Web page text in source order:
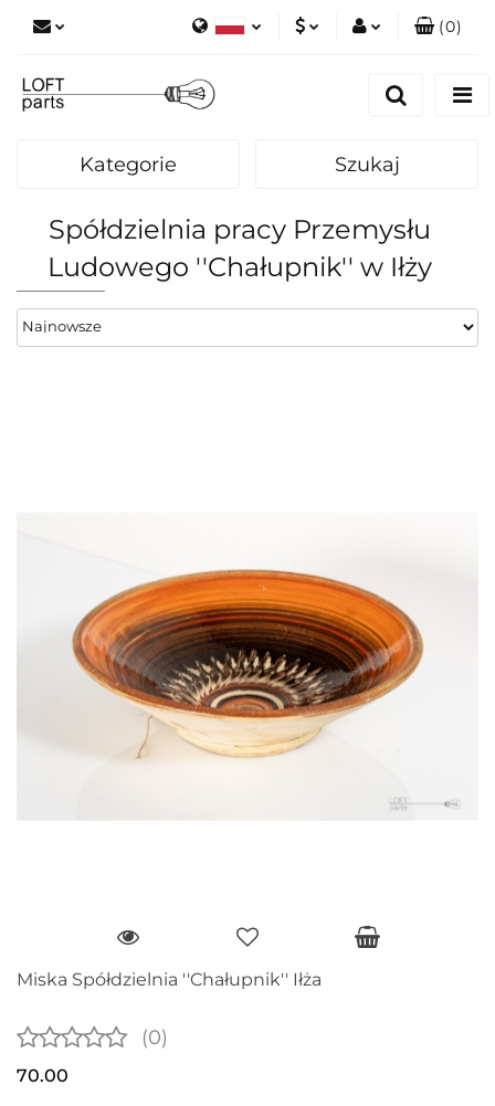
Polski
(0)
Kategorie Szukaj
Spółdzielnia pracy Przemysłu
Ludowego ''Chałupnik'' w Iłży
Miska Spółdzielnia ''Chałupnik'' Iłża
(0)
70.00